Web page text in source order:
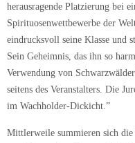
herausragende Platzierung bei
Spirituosenwettbewerbe der
eindrucksvoll seine Klasse und
Sein Geheimnis, das ihn so
Verwendung von
seitens des Veranstalters. Die
im Wachholder-Dickicht.”
Mittlerweile summieren sich